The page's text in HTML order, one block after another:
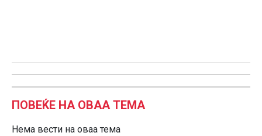
ПОВЕЌЕ НА ОВАА ТЕМА
Нема вести на оваа тема